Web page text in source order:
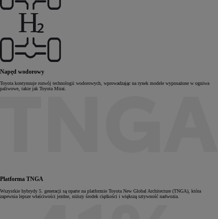
Napęd wodorowy
Toyota kontynuuje rozwój technologii wodorowych, wprowadzając na rynek modele wyposażone w ogniwa
paliwowe, takie jak Toyota Mirai.
Platforma TNGA
Wszystkie hybrydy 5. generacji są oparte na platformie Toyota New Global Architecture (TNGA), która
zapewnia lepsze właściwości jezdne, niższy środek ciężkości i większą sztywność nadwozia.